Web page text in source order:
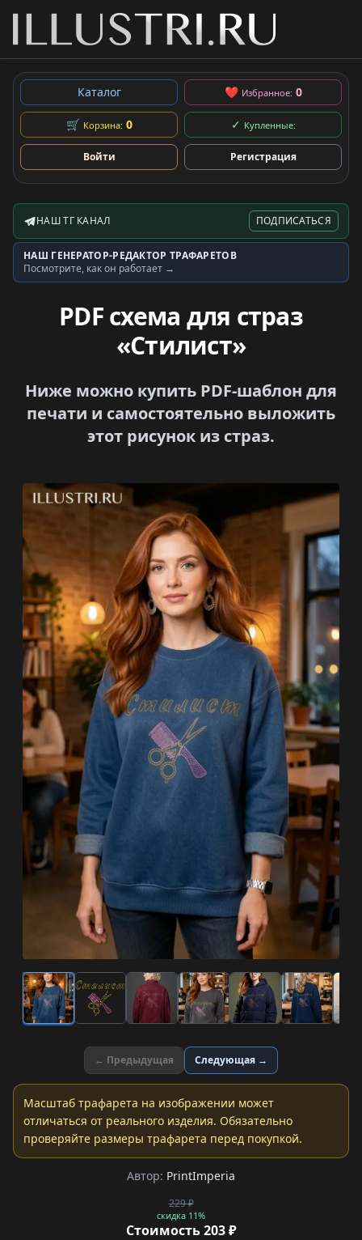
Каталог ❤ Избранное: 0
🛒 Корзина: 0 ✓ Купленные:
Войти Регистрация
Telegram-канал
НАШ ТГ КАНАЛ ПОДПИСАТЬСЯ
Генератор трафаретов
НАШ ГЕНЕРАТОР-РЕДАКТОР ТРАФАРЕТОВ
Посмотрите, как он работает →
PDF схема для страз
«Стилист»
Ниже можно купить PDF-шаблон для
печати и самостоятельно выложить
этот рисунок из страз.
← Предыдущая Следующая →
Масштаб трафарета на изображении может
отличаться от реального изделия. Обязательно
проверяйте размеры трафарета перед покупкой.
Автор: PrintImperia
229 ₽
скидка 11%
Стоимость 203 ₽